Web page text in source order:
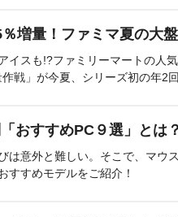
増量！ファミマ夏の大
イスも!?ファミリーマートの人
戦」が今夏、シリーズ初の年2
おすすめPC９選」とは？
は意外と難しい。そこで、マウ
すすめモデルをご紹介！